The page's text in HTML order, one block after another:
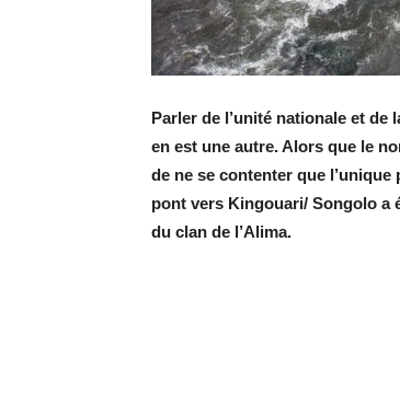
Parler de l’unité nationale et
en est une autre. Alors que le
de ne se contenter que
pont vers Kingouari/ Songolo a
du clan de l’Alima.